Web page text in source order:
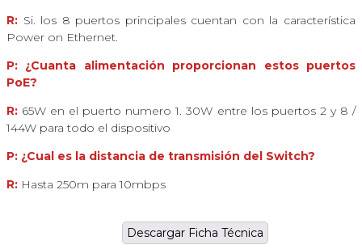
R: Si. los 8 puertos principales cuentan con la característica
Power on Ethernet.
P: ¿Cuanta alimentación proporcionan estos puertos
PoE?
R: 65W en el puerto numero 1. 30W entre los puertos 2 y 8 /
144W para todo el dispositivo
P: ¿Cual es la distancia de transmisión del Switch?
R: Hasta 250m para 10mbps
Descargar Ficha Técnica